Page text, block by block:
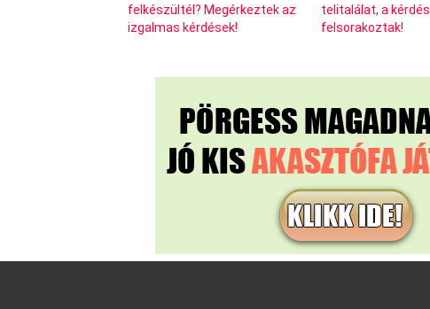
felkészültél? Megérkeztek az
izgalmas kérdések!
telitalálat, a
felsorakoztak!